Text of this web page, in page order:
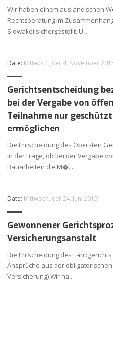
Wir haben einem ausländischen
Rechtsberatung im
Slowakei sichergestellt. U...
Date: Mittwoch, der 4. November
Gerichtsentscheidung
bei der Vergabe von
Teilnahme nur
ermöglichen
Die Entscheidung des Obersten
in der Frage, ob bei der Vergabe
Bauarbeiten die M�...
Date: Mittwoch, der 24. Juni 2015
Gewonnener
Versicherungsanstalt
Die Entscheidung des
Ansprüche aus der
Versicherung) Wir ha...